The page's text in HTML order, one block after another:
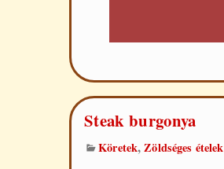
Steak burgonya
Köretek,Zöldséges ételek